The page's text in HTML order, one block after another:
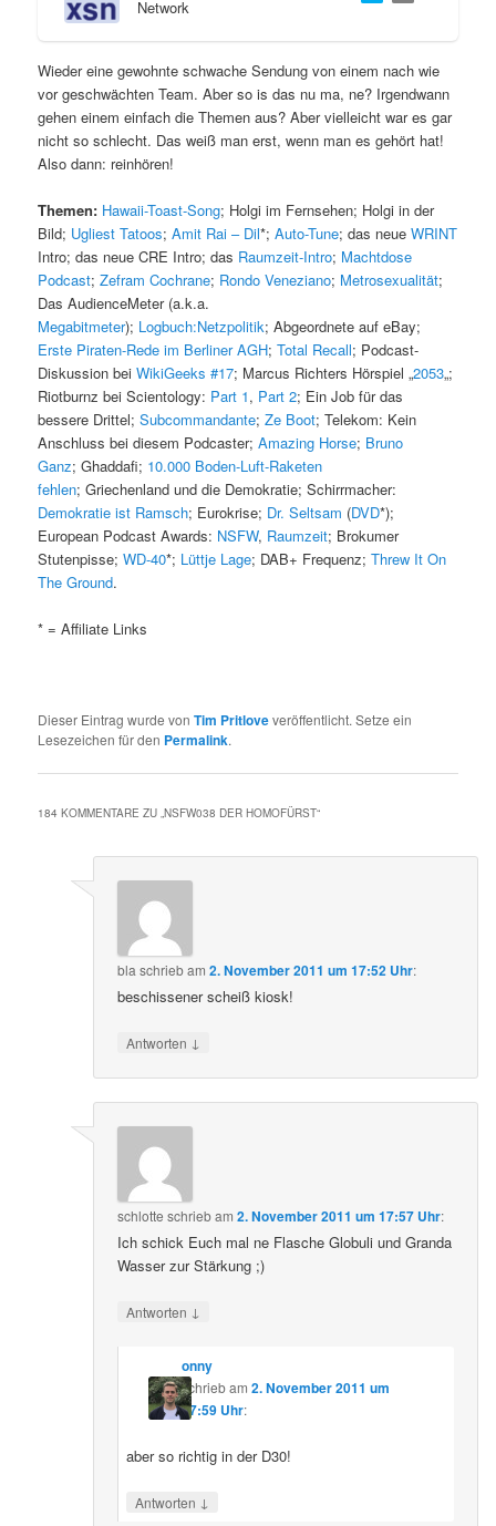
p
r
i
n
g
e
n
t
s
p
r
i
n
g
e
Network
Wieder eine gewohnte schwache Sendung von einem nach wie
vor geschwächten Team. Aber so is das nu ma, ne? Irgendwann
gehen einem einfach die Themen aus? Aber vielleicht war es gar
nicht so schlecht. Das weiß man erst, wenn man es gehört hat!
Also dann: reinhören!
Themen: Hawaii-Toast-Song; Holgi im Fernsehen; Holgi in der
Bild; Ugliest Tatoos;Amit Rai – Dil*;Auto-Tune;das neueWRINT
Intro; das neue CRE Intro; das Raumzeit-Intro; Machtdose
Podcast;Zefram Cochrane; Rondo Veneziano; Metrosexualität;
Das AudienceMeter (a.k.a.
Megabitmeter); Logbuch:Netzpolitik; Abgeordnete auf eBay;
Erste Piraten-Rede im Berliner AGH;Total Recall; Podcast-
Diskussion beiWikiGeeks #17; Marcus Richters Hörspiel „2053„;
Riotburnz bei Scientology: Part 1, Part 2; Ein Job für das
bessere Drittel;Subcommandante;Ze Boot; Telekom: Kein
Anschluss bei diesem Podcaster;Amazing Horse; Bruno
Ganz; Ghaddafi; 10.000 Boden-Luft-Raketen
fehlen; Griechenland und die Demokratie; Schirrmacher:
Demokratie ist Ramsch; Eurokrise; Dr. Seltsam (DVD*);
European Podcast Awards: NSFW, Raumzeit; Brokumer
Stutenpisse;WD-40*; Lüttje Lage; DAB+ Frequenz;Threw It On
The Ground.
* = Affiliate Links
Dieser Eintrag wurde vonTim Pritloveveröffentlicht. Setze ein
Lesezeichen für den Permalink.
184 KOMMENTARE ZU „NSFW038 DER HOMOFÜRST“
bla schriebam2. November 2011 um 17:52 Uhr:
beschissener scheiß kiosk!
Antworten ↓
schlotte schriebam2. November 2011 um 17:57 Uhr:
Ich schick Euch mal ne Flasche Globuli und Granda
Wasser zur Stärkung ;)
Antworten ↓
onny
schriebam 2. November 2011 um
17:59 Uhr:
aber so richtig in der D30!
Antworten ↓